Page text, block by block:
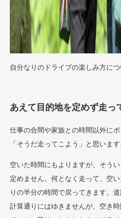
自分なりのドライブの楽しみ方に
あえて目的地を定めず走っ
仕事の合間や家族との時間以外に
「そうだ走ってこよう」と思います
空いた時間にもよりますが、そう
定めません。何となく走って、空
りの半分の時間で戻ってきます。
計算通りにはゆきませんが、空き